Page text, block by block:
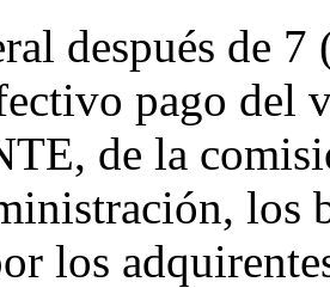
después de
pago del
de la
los
los